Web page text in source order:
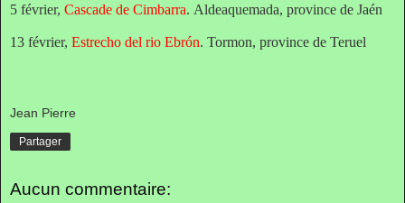
5 février, Cascade de Cimbarra. Aldeaquemada, province de Jaén
13 février, Estrecho del rio Ebrón. Tormon, province de Teruel
Jean Pierre
Partager
Aucun commentaire: